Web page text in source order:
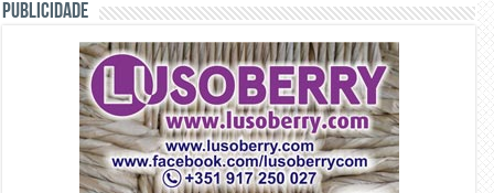
PUBLICIDADE